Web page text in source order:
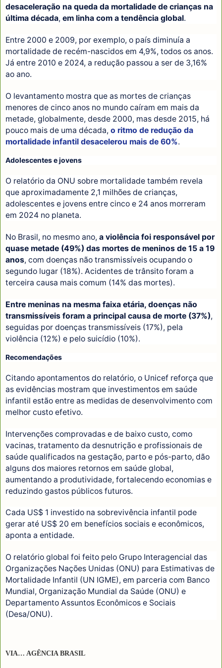
desaceleração na queda da mortalidade de crianças na
última década, em linha com a tendência global.
Entre 2000 e 2009, por exemplo, o país diminuía a
mortalidade de recém-nascidos em 4,9%, todos os anos.
Já entre 2010 e 2024, a redução passou a ser de 3,16%
ao ano.
O levantamento mostra que as mortes de crianças
menores de cinco anos no mundo caíram em mais da
metade, globalmente, desde 2000, mas desde 2015, há
pouco mais de uma década, o ritmo de redução da
mortalidade infantil desacelerou mais de 60%.
Adolescentes e jovens
O relatório da ONU sobre mortalidade também revela
que aproximadamente 2,1 milhões de crianças,
adolescentes e jovens entre cinco e 24 anos morreram
em 2024 no planeta.
No Brasil, no mesmo ano, a violência foi responsável por
quase metade (49%) das mortes de meninos de 15 a 19
anos, com doenças não transmissíveis ocupando o
segundo lugar (18%). Acidentes de trânsito foram a
terceira causa mais comum (14% das mortes).
Entre meninas na mesma faixa etária, doenças não
transmissíveis foram a principal causa de morte (37%),
seguidas por doenças transmissíveis (17%), pela
violência (12%) e pelo suicídio (10%).
Recomendações
Citando apontamentos do relatório, o Unicef reforça que
as evidências mostram que investimentos em saúde
infantil estão entre as medidas de desenvolvimento com
melhor custo efetivo.
Intervenções comprovadas e de baixo custo, como
vacinas, tratamento da desnutrição e profissionais de
saúde qualificados na gestação, parto e pós-parto, dão
alguns dos maiores retornos em saúde global,
aumentando a produtividade, fortalecendo economias e
reduzindo gastos públicos futuros.
Cada US$ 1 investido na sobrevivência infantil pode
gerar até US$ 20 em benefícios sociais e econômicos,
aponta a entidade.
O relatório global foi feito pelo Grupo Interagencial das
Organizações Nações Unidas (ONU) para Estimativas de
Mortalidade Infantil (UN IGME), em parceria com Banco
Mundial, Organização Mundial da Saúde (ONU) e
Departamento Assuntos Econômicos e Sociais
(Desa/ONU).
VIA… AGÊNCIA BRASIL